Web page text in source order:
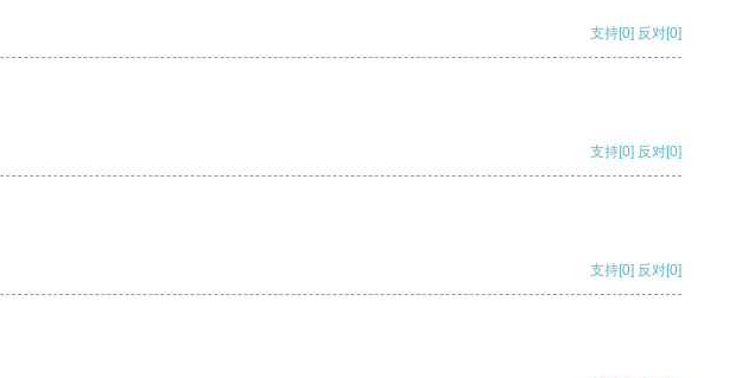
支持[0] 反对[0]
支持[0] 反对[0]
支持[0] 反对[0]